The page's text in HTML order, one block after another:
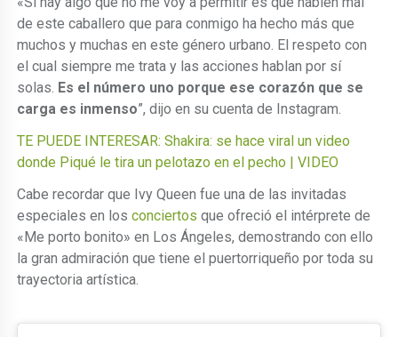
de este caballero que para conmigo ha hecho más que
muchos y muchas en este género urbano. El respeto con
el cual siempre me trata y las acciones hablan por sí
solas. Es el número uno porque ese corazón que se
carga es inmenso”, dijo en su cuenta de Instagram.
TE PUEDE INTERESAR: Shakira: se hace viral un video
donde Piqué le tira un pelotazo en el pecho | VIDEO
Cabe recordar que Ivy Queen fue una de las invitadas
especiales en losconciertos que ofreció el intérprete de
«Me porto bonito» en Los Ángeles, demostrando con ello
la gran admiración que tiene el puertorriqueño por toda su
trayectoria artística.